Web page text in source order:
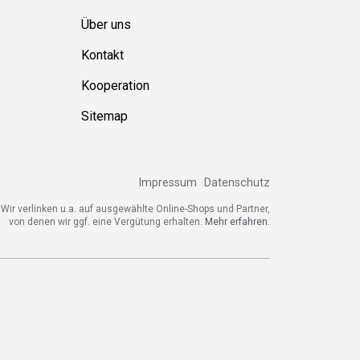
Über uns
Kontakt
Kooperation
Sitemap
Impressum Datenschutz
verlinken u.a. auf ausgewählte Online-Shops und Partner,
von denen wir ggf. eine Vergütung erhalten. Mehr erfahren.